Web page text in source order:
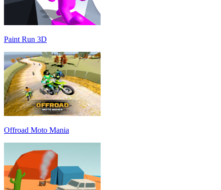
Paint Run 3D
Offroad Moto Mania